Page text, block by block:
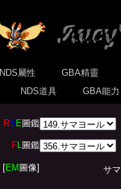
NDS屬性
GBA精靈
NDS道具 GBA能
RS E圖鑑
FL圖鑑
[EM 圖像] サマ